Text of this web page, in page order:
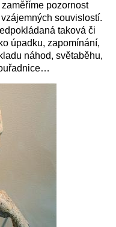
pozornost
souvislostí.
taková či
úpadku, zapomínání,
náhod, světaběhu,